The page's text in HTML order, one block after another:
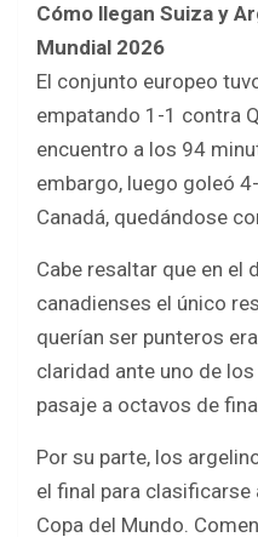
Cómo llegan Suiza y
Mundial 2026
El conjunto europeo
empatando 1-1 contra
encuentro a los 94
embargo, luego goleó
Canadá, quedándose
Cabe resaltar que en el
canadienses el único
querían ser punteros
claridad ante uno de
pasaje a octavos de
Por su parte, los
el final para
Copa del Mundo.